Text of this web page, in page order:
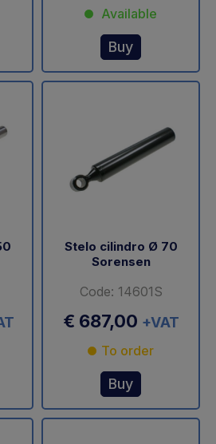
Available
Buy
Stelo cilindro Ø 70
Sorensen
Code: 14601S
€ 687,00 +VAT
To order
Buy